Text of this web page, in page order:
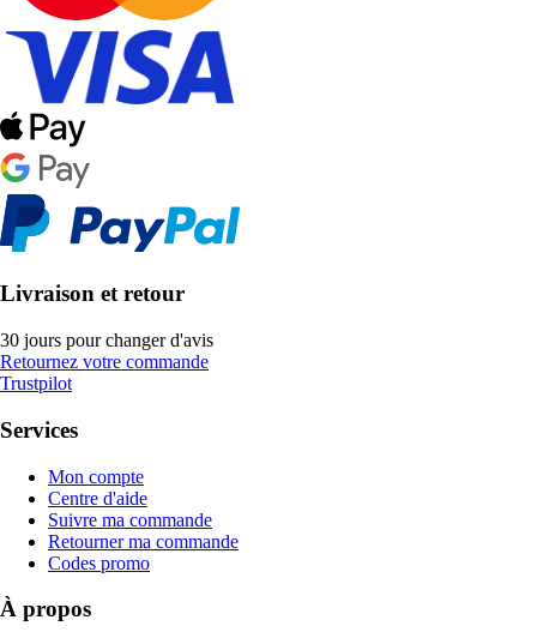
Livraison et retour
30 jours pour changer d'avis
Retournez votre commande
Trustpilot
Services
Mon compte
Centre d'aide
Suivre ma commande
Retourner ma commande
Codes promo
À propos